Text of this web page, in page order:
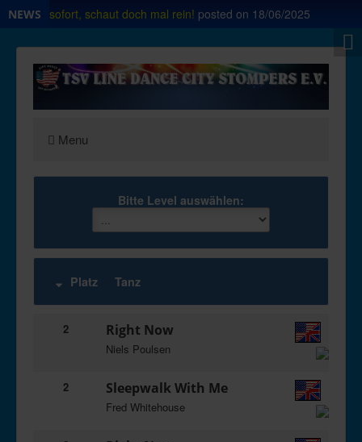
NEWSab sofort, schaut doch mal rein! posted on 18/06/2025
Menu
Bitte Level auswählen:
Platz Tanz
2 Right Now
Niels Poulsen
2 Sleepwalk With Me
Fred Whitehouse